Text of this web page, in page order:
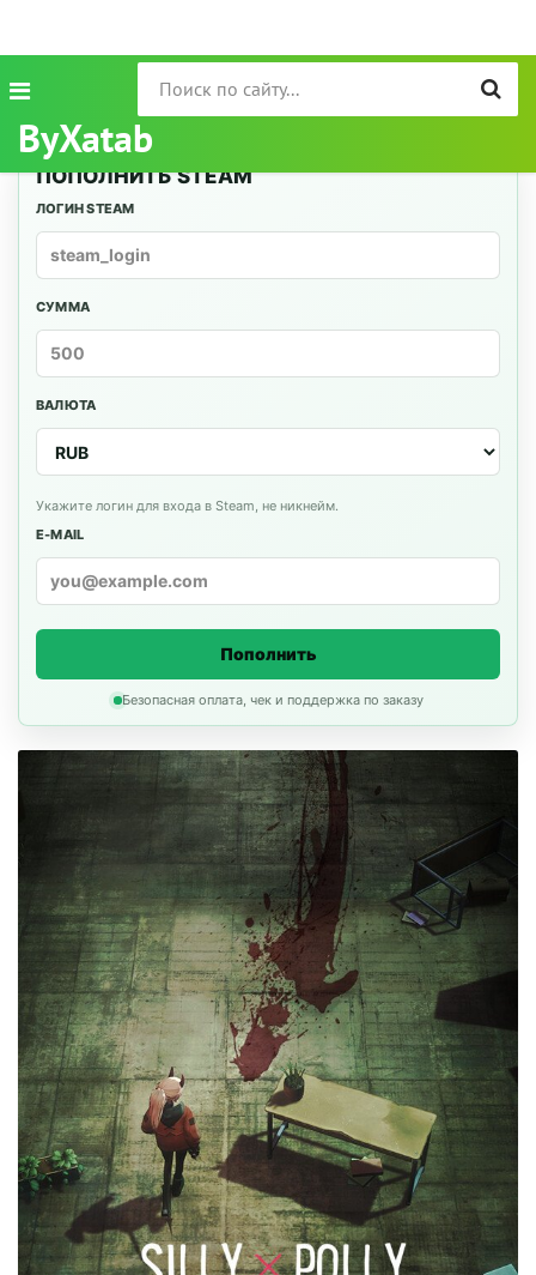
ByXatab
ПОПОЛНИТЬ STEAM
ЛОГИН STEAM
СУММА
ВАЛЮТА
Укажите логин для входа в Steam, не никнейм.
E-MAIL
Пополнить
Безопасная оплата, чек и поддержка по заказу